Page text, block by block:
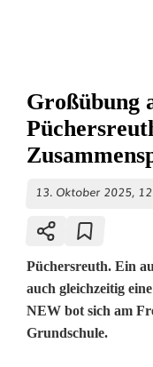
Großübung
13. Oktober 2025,
Püchersreuth. Ein
auch gleichzeitig
NEW bot sich am
Grundschule.